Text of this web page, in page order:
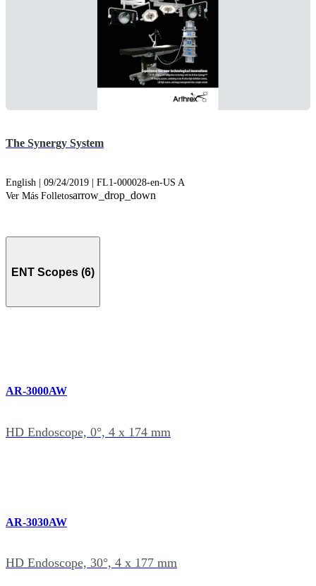
The Synergy System
English | 09/24/2019 | FL1-000028-en-US A
Ver Más Folletosarrow_drop_down
ENT Scopes (6)
AR-3000AW
HD Endoscope, 0°, 4 x 174 mm
AR-3030AW
HD Endoscope, 30°, 4 x 177 mm